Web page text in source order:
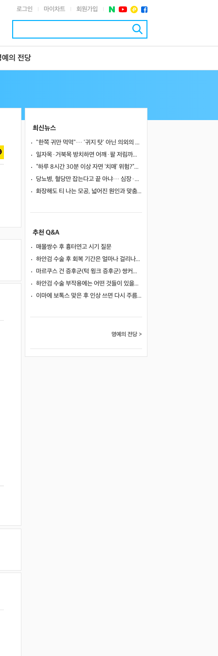
로그인 마이차트 회원가입
예의 전당
최신뉴스
"한쪽 귀만 먹먹"… '귀지 탓' 아닌 의외의 원인 4가지
일자목·거북목 방치하면 어깨·팔 저림까지…초기 관리가 중요한 이유
“하루 8시간 30분 이상 자면 ‘치매’ 위험?”… 혈액 속 알츠하이머 단백질 늘었다
당뇨병, 혈당만 잡는다고 끝 아냐… 심장·신장·발 건강 관리까지 챙겨야
화장해도 티 나는 모공, 넓어진 원인과 맞춤 치료법
추천 Q&A
매몰쌍수 후 흉터연고 시기 질문
하안검 수술 후 회복 기간은 얼마나 걸리나요?
마르쿠스 건 증후군(턱 윙크 증후군) 쌍커풀 수술 가능 여부
하안검 수술 부작용에는 어떤 것들이 있을까요?
이마에 보톡스 맞은 후 인상 쓰면 다시 주름이 생길까요?
명예의 전당 >